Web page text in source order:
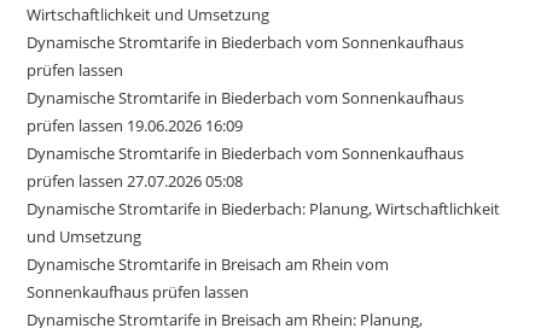
Wirtschaftlichkeit und Umsetzung
Dynamische Stromtarife in Biederbach vom Sonnenkaufhaus
prüfen lassen
Dynamische Stromtarife in Biederbach vom Sonnenkaufhaus
prüfen lassen 19.06.2026 16:09
Dynamische Stromtarife in Biederbach vom Sonnenkaufhaus
prüfen lassen 27.07.2026 05:08
Dynamische Stromtarife in Biederbach: Planung, Wirtschaftlichkeit
und Umsetzung
Dynamische Stromtarife in Breisach am Rhein vom
Sonnenkaufhaus prüfen lassen
Dynamische Stromtarife in Breisach am Rhein: Planung,